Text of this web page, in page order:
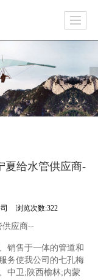
夏给水管供应商-
浏览次数:322
供应商--
销售于一体的管道和
务使我公司的七孔梅
中卫;陕西榆林;内蒙